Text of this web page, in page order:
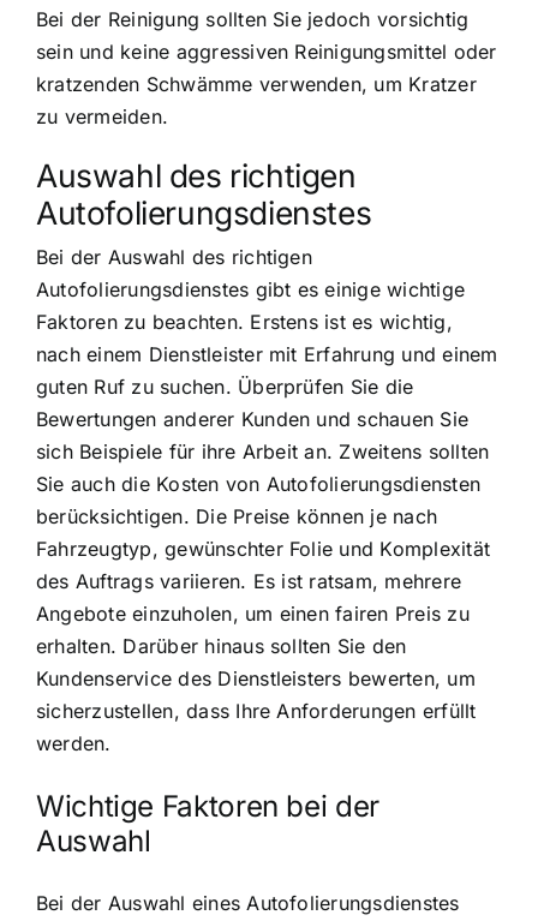
Bei der Reinigung sollten Sie jedoch vorsichtig
sein und keine aggressiven Reinigungsmittel oder
kratzenden Schwämme verwenden, um Kratzer
zu vermeiden.
Auswahl des richtigen
Autofolierungsdienstes
Bei der Auswahl des richtigen
Autofolierungsdienstes gibt es einige wichtige
Faktoren zu beachten. Erstens ist es wichtig,
nach einem Dienstleister mit Erfahrung und einem
guten Ruf zu suchen. Überprüfen Sie die
Bewertungen anderer Kunden und schauen Sie
sich Beispiele für ihre Arbeit an. Zweitens sollten
Sie auch die Kosten von Autofolierungsdiensten
berücksichtigen. Die Preise können je nach
Fahrzeugtyp, gewünschter Folie und Komplexität
des Auftrags variieren. Es ist ratsam, mehrere
Angebote einzuholen, um einen fairen Preis zu
erhalten. Darüber hinaus sollten Sie den
Kundenservice des Dienstleisters bewerten, um
sicherzustellen, dass Ihre Anforderungen erfüllt
werden.
Wichtige Faktoren bei der
Auswahl
Bei der Auswahl eines Autofolierungsdienstes